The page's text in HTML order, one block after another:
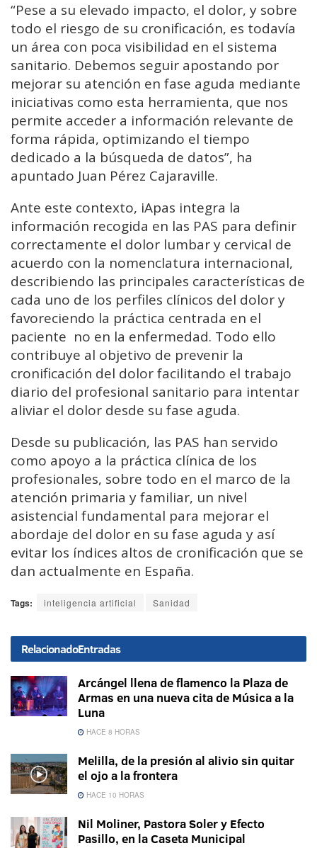
“Pese a su elevado impacto, el dolor, y sobre
todo el riesgo de su cronificación, es todavía
un área con poca visibilidad en el sistema
sanitario. Debemos seguir apostando por
mejorar su atención en fase aguda mediante
iniciativas como esta herramienta, que nos
permite acceder a información relevante de
forma rápida, optimizando el tiempo
dedicado a la búsqueda de datos”, ha
apuntado Juan Pérez Cajaraville.
Ante este contexto, iApas integra la
información recogida en las PAS para definir
correctamente el dolor lumbar y cervical de
acuerdo con la nomenclatura internacional,
describiendo las principales características de
cada uno de los perfiles clínicos del dolor y
favoreciendo la práctica centrada en el
paciente no en la enfermedad. Todo ello
contribuye al objetivo de prevenir la
cronificación del dolor facilitando el trabajo
diario del profesional sanitario para intentar
aliviar el dolor desde su fase aguda.
Desde su publicación, las PAS han servido
como apoyo a la práctica clínica de los
profesionales, sobre todo en el marco de la
atención primaria y familiar, un nivel
asistencial fundamental para mejorar el
abordaje del dolor en su fase aguda y así
evitar los índices altos de cronificación que se
dan actualmente en España.
Tags: inteligencia artificial Sanidad
RelacionadoEntradas
Arcángel llena de flamenco la Plaza de
Armas en una nueva cita de Música a la
Luna
HACE 8 HORAS
Melilla, de la presión al alivio sin quitar
el ojo a la frontera
HACE 10 HORAS
Nil Moliner, Pastora Soler y Efecto
Pasillo, en la Caseta Municipal